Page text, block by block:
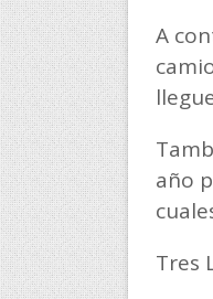
A
año
Tres